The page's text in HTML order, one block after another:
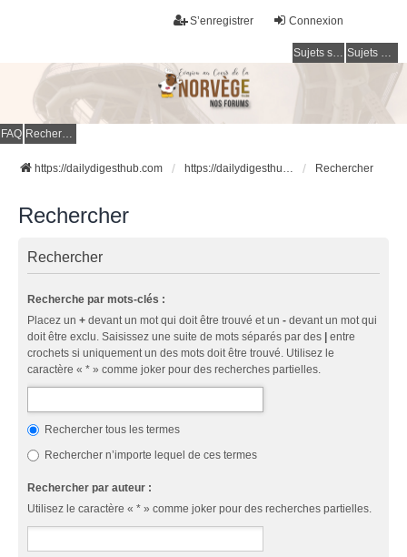
Connexion
S’enregistrer
Sujets sans réponse Sujets actifs
FAQ Rechercher
https://dailydigesthub.com https://dailydigesthub.com Rechercher
Rechercher
Rechercher
Recherche par mots-clés :
Placez un + devant un mot qui doit être trouvé et un - devant un mot qui
doit être exclu. Saisissez une suite de mots séparés par des
entre
crochets si uniquement un des mots doit être trouvé. Utilisez le
caractère « * » comme joker pour des recherches partielles.
Rechercher tous les termes
Rechercher n’importe lequel de ces termes
Rechercher par auteur :
Utilisez le caractère « * » comme joker pour des recherches partielles.